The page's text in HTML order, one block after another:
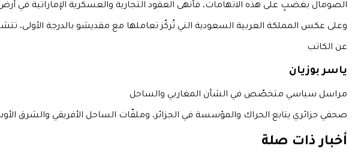
الصومال بغضبٍ على هذه الاتهامات، فأنهى العقود التجارية والعسكرية الإماراتية
وعلى عكس المملكة العربية السعودية التي تُركّز تعاملها مع مقديشو بالدرجة الأولى،
عن الكاتب
ياسر بوزيان
مراسل سياسي متخصّص في الشأن المغاربي والساحل
صحفي جزائري يتابع الحراك والمؤسسة في الجزائر، وملفّات الساحل الأفريقي والشرق
أخبار ذات صلة